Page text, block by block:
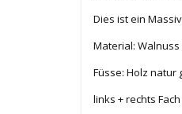
Dies ist ein
Material:
Füsse: Holz natur
links + rechts